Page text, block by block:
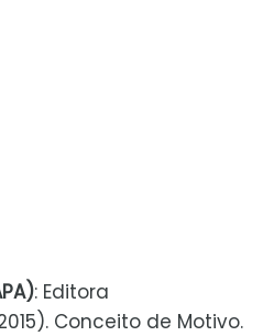
: Editora
Conceito de Motivo.